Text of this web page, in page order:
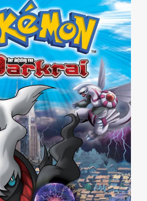
zwischen die Fronten
Mächten und einer sich